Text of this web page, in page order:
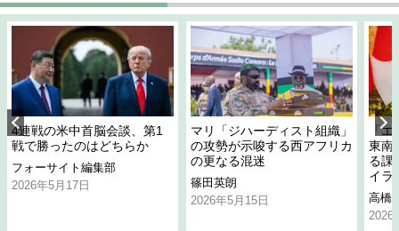
4連戦の米中首脳会談、第1
戦で勝ったのはどちらか
フォーサイト編集部
2026年5月17日
マリ「ジハーディスト組織」
の攻勢が示唆する西アフリカ
の更なる混迷
篠田英朗
2026年5月15日
「
東南
る課
イラ
高橋
2026